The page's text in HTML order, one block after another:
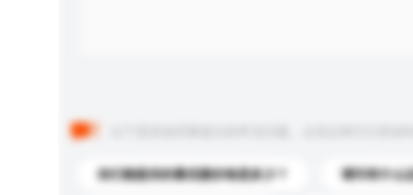
你们能提供的最优惠价格是多少？ 请问有什么